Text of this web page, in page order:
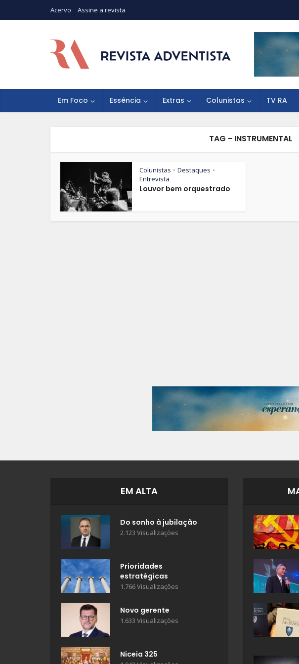
Acervo Assine a revista
Em Foco Essência Extras Colunistas TV RA
TAG - INSTRUMENTAL
Colunistas • Destaques •
Entrevista
Louvor bem orquestrado
EM ALTA
Do sonho à jubilação
2.123 Visualizações
Prioridades
estratégicas
1.766 Visualizações
Novo gerente
1.633 Visualizações
Niceia 325